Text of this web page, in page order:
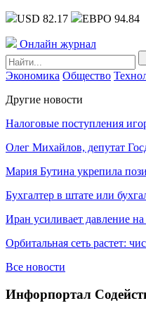
USD 82.17 ЕВРО 94.84
Онлайн журнал
Экономика Общество
Другие новости
Налоговые поступления
Олег Михайлов, депутат
Мария Бутина укрепила
Бухгалтер в штате или
Иран усиливает давление
Орбитальная сеть растет:
Все новости
Инфорпортал